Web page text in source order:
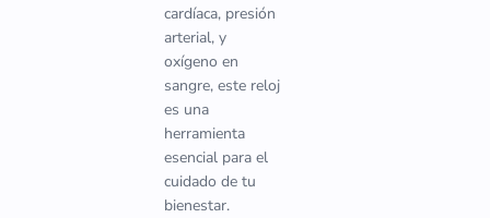
cardíaca, presión
arterial, y
oxígeno en
sangre, este reloj
es una
herramienta
esencial para el
cuidado de tu
bienestar.